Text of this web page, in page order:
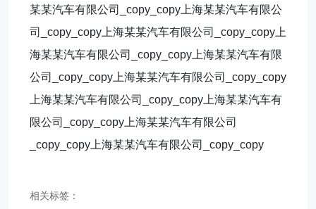
某某汽车有限公司_copy_copy上海某某汽车有限公
司_copy_copy上海某某汽车有限公司_copy_copy上
海某某汽车有限公司_copy_copy上海某某汽车有限
公司_copy_copy上海某某汽车有限公司_copy_copy
上海某某汽车有限公司_copy_copy上海某某汽车有
限公司_copy_copy上海某某汽车有限公司
_copy_copy上海某某汽车有限公司_copy_copy
相关标签：